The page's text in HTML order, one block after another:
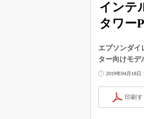
インテ
タワー
エプソンダイ
ター向けモデ
2019年04月18日
印刷す